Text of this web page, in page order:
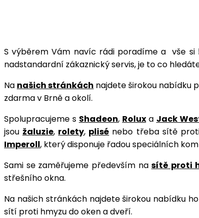
S výběrem Vám navíc rádi poradíme a vše
nadstandardní zákaznický servis, je to co
Na našich stránkách najdete širokou nabídku
zdarma v Brně a okolí.
Spolupracujeme s Shadeon, Roluxa Jack
jsou žaluzie, rolety, plisé nebo třeba sítě
Imperoll, který disponuje řadou speciálních
Sami se zaměřujeme především nasítě proti
střešního okna.
Na našich stránkách najdete širokou nabídku
sítí proti hmyzu do oken a dveří.